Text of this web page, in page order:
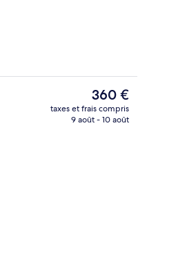
Le
prix
actuel
360 €
taxes et frais compris
9 août - 10 août